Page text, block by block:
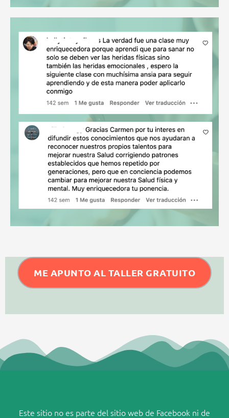
ME APUNTO AL TALLER GRATUITO
Este sitio no es parte del sitio web de Facebook ni de